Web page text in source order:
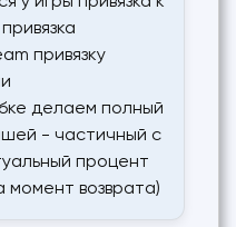
привязку
делаем полный
- частичный с
процент
момент возврата)